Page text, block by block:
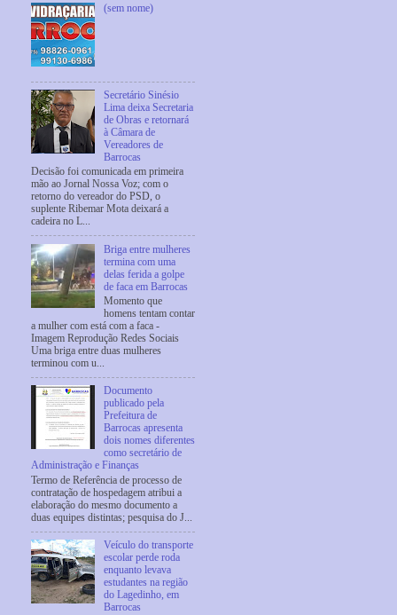
(sem nome)
Secretário Sinésio
Lima deixa Secretaria
de Obras e retornará
à Câmara de
Vereadores de
Barrocas
Decisão foi comunicada em primeira
mão ao Jornal Nossa Voz; com o
retorno do vereador do PSD, o
suplente Ribemar Mota deixará a
cadeira no L...
Briga entre mulheres
termina com uma
delas ferida a golpe
de faca em Barrocas
Momento que
homens tentam contar
a mulher com está com a faca -
Imagem Reprodução Redes Sociais
Uma briga entre duas mulheres
terminou com u...
Documento
publicado pela
Prefeitura de
Barrocas apresenta
dois nomes diferentes
como secretário de
Administração e Finanças
Termo de Referência de processo de
contratação de hospedagem atribui a
elaboração do mesmo documento a
duas equipes distintas; pesquisa do J...
Veículo do transporte
escolar perde roda
enquanto levava
estudantes na região
do Lagedinho, em
Barrocas